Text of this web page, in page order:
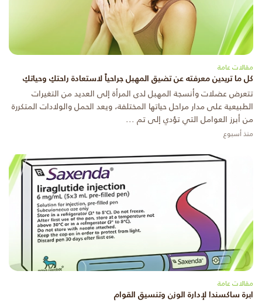
مقالات عامة
كل ما تريدين معرفته عن تضيق المهبل جراحياً لاستعادة راحتكِ وحياتكِ
تتعرض عضلات وأنسجة المهبل لدى المرأة إلى العديد من التغيرات
الطبيعية على مدار مراحل حياتها المختلفة، ويعد الحمل والولادات المتكررة
من أبرز العوامل التي تؤدي إلى تم ...
منذ أسبوع
مقالات عامة
ابرة ساكسندا لإدارة الوزن وتنسيق القوام